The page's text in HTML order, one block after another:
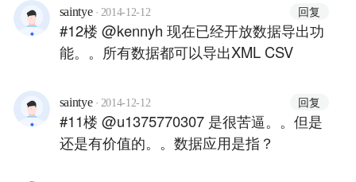
saintye · 2014-12-12 回复
#12楼 @kennyh 现在已经开放数据导出功
能。。所有数据都可以导出XML CSV
saintye · 2014-12-12 回复
#11楼 @u1375770307 是很苦逼。。但是
还是有价值的。。数据应用是指？